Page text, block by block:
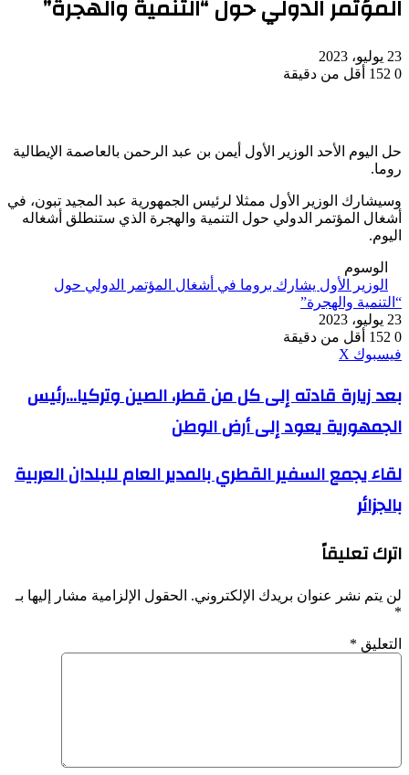
المؤتمر الدولي حول “التنمية والهجرة”
23 يوليو، 2023
0
أقل من دقيقة
حل اليوم الأحد الوزير الأول أيمن بن عبد الرحمن بالعاصمة الإيطالية
روما.
وسيشارك الوزير الأول ممثلا لرئيس الجمهورية عبد المجيد تبون، في
أشغال المؤتمر الدولي حول التنمية والهجرة الذي ستنطلق أشغاله
اليوم.
الوسوم
الوزير الأول يشارك بروما في أشغال المؤتمر الدولي حول
“التنمية والهجرة”
23 يوليو، 2023
0
أقل من دقيقة
فيسبوك ‫X
زيارة
قادته
إلى
من
الصين
الجمهورية
يعود
أرض
الوطن
بعد زيارة قادته إلى كل من قطر، الصين وتركيا...رئيس
الجمهورية يعود إلى أرض الوطن
لقاء
يجمع
السفير
القطري
العام
العربية
بالجزائر
لقاء يجمع السفير القطري بالمدير العام للبلدان العربية
بالجزائر
اترك تعليقاً
لن يتم نشر عنوان بريدك الإلكتروني. الحقول الإلزامية مشار إليها بـ
*
التعليق *